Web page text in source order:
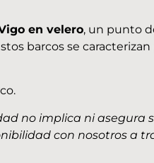
en velero, un punto
barcos se
no implica ni asegura
con nosotros a